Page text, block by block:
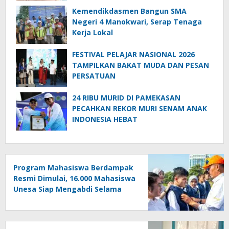
Kemendikdasmen Bangun SMA
Negeri 4 Manokwari, Serap Tenaga
Kerja Lokal
FESTIVAL PELAJAR NASIONAL 2026
TAMPILKAN BAKAT MUDA DAN PESAN
PERSATUAN
24 RIBU MURID DI PAMEKASAN
PECAHKAN REKOR MURI SENAM ANAK
INDONESIA HEBAT
Program Mahasiswa Berdampak
Resmi Dimulai, 16.000 Mahasiswa
Unesa Siap Mengabdi Selama